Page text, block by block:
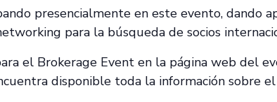
presencialmente en este evento, dando
para la búsqueda de socios
el Brokerage Event en la página web del
disponible toda la información sobre